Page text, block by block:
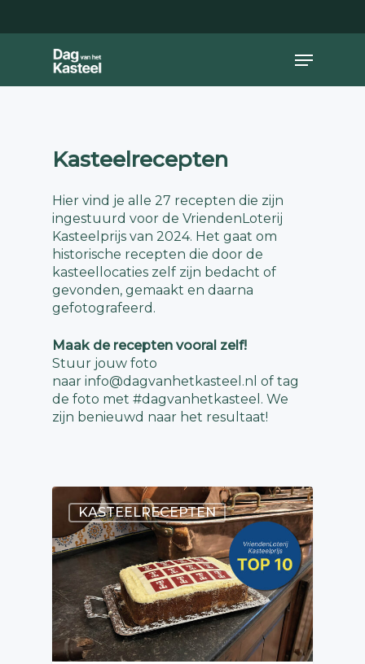
Menu
Kasteelrecepten
Hier vind je alle 27 recepten die zijn
ingestuurd voor de VriendenLoterij
Kasteelprijs van 2024. Het gaat om
historische recepten die door de
kasteellocaties zelf zijn bedacht of
gevonden, gemaakt en daarna
gefotografeerd.
Maak de recepten vooral zelf!
Stuur jouw foto
naarinfo@dagvanhetkasteel.nl of tag
de foto met #dagvanhetkasteel. We
zijn benieuwd naar het resultaat!
KASTEELRECEPTEN